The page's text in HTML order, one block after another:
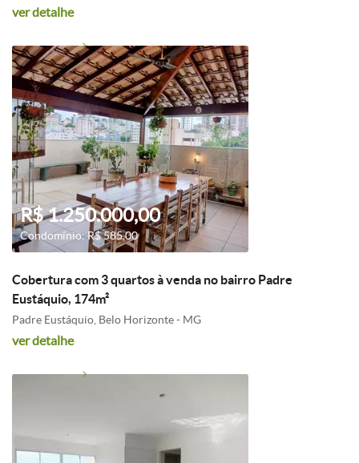
ver detalhe
R$ 1.250.000,00
Condomínio: R$ 585,00
Cobertura com 3 quartos à venda no bairro Padre
Eustáquio, 174m²
Padre Eustáquio, Belo Horizonte - MG
ver detalhe